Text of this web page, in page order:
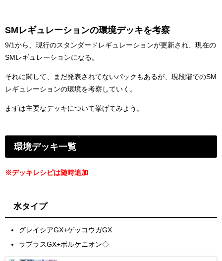
SMレギュレーションの環境デッキを考察
9/1から、現行のスタンダードレギュレーションが更新され、現在の
SMレギュレーションになる。
それに関して、まだ発表されてないパックもあるが、現段階でのSM
レギュレーションの環境を考察していく。
まずは主要なデッキについて挙げてみよう。
環境デッキ一覧
※デッキレシピは随時追加
水タイプ
グレイシアGX+ゲッコウガGX
ラプラスGX+ボルケニオン◇